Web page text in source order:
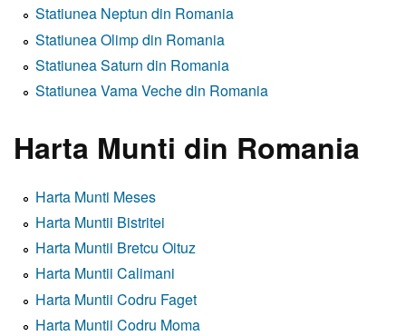
Statiunea Neptun din Romania
Statiunea Olimp din Romania
Statiunea Saturn din Romania
Statiunea Vama Veche din Romania
Harta Munti din Romania
Harta Munti Meses
Harta Muntii Bistritei
Harta Muntii Bretcu Oituz
Harta Muntii Calimani
Harta Muntii Codru Faget
Harta Muntii Codru Moma